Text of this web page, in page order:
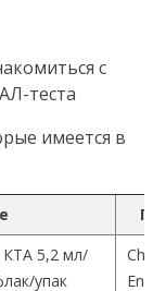
с
теста
имеется в
КТА 5,2 мл/
упак